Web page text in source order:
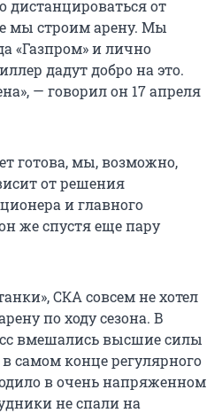
дистанцироваться от
мы строим арену. Мы
«Газпром» и лично
дадут добро на это.
— говорил он 17 апреля
готова, мы, возможно,
от решения
и главного
же спустя еще пару
СКА совсем не хотел
по ходу сезона. В
вмешались высшие силы
самом конце регулярного
в очень напряженном
не спали на